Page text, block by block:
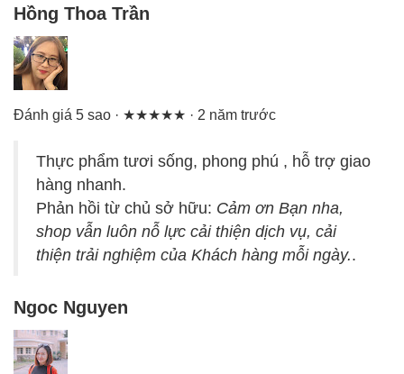
Hồng Thoa Trần
Đánh giá 5 sao · ★★★★★ · 2 năm trước
Thực phẩm tươi sống, phong phú , hỗ trợ giao
hàng nhanh.
Phản hồi từ chủ sở hữu: Cảm ơn Bạn nha,
shop vẫn luôn nỗ lực cải thiện dịch vụ, cải
thiện trải nghiệm của Khách hàng mỗi ngày..
Ngoc Nguyen